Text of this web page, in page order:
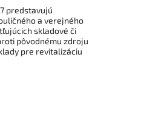
predstavujú
a verejného
skladové či
pôvodnému zdroju
pre revitalizáciu